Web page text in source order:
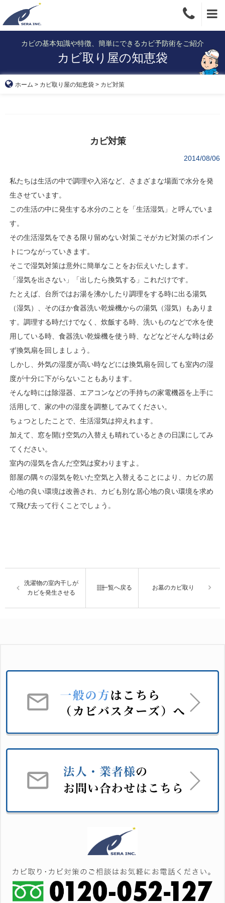
content
カビの基本知識や特徴、簡単にできるカビ予防術をご紹介
カビ取り屋の知恵袋
ホーム > カビ取り屋の知恵袋 > カビ対策
カビ対策
2014/08/06
私たちは生活の中で調理や入浴など、さまざまな場面で水分を発
生させています。
この生活の中に発生する水分のことを「生活湿気」と呼んでいま
す。
その生活湿気をできる限り留めない対策こそがカビ対策のポイン
トにつながっていきます。
そこで湿気対策は意外に簡単なことをお伝えいたします。
「湿気を出さない」「出したら換気する」これだけです。
たとえば、台所ではお湯を沸かしたり調理をする時に出る湯気
（湿気）、そのほか食器洗い乾燥機からの湯気（湿気）もありま
す。調理する時だけでなく、炊飯する時、洗いものなどで水を使
用している時、食器洗い乾燥機を使う時、などなどそんな時は必
ず換気扇を回しましょう。
しかし、外気の湿度が高い時などには換気扇を回しても室内の湿
度が十分に下がらないこともあります。
そんな時には除湿器、エアコンなどの手持ちの家電機器を上手に
活用して、家の中の湿度を調整してみてください。
ちょつとしたことで、生活湿気は抑えれます。
加えて、窓を開け空気の入替えも晴れているときの日課にしてみ
てください。
室内の湿気を含んだ空気は変わりますよ。
部屋の隅々の湿気を乾いた空気と入替えることにより、カビの居
心地の良い環境は改善され、カビも別な居心地の良い環境を求め
て飛び去って行くことでしょう。
洗濯物の室内干しが
カビを発生させる
一覧へ戻る お墓のカビ取り